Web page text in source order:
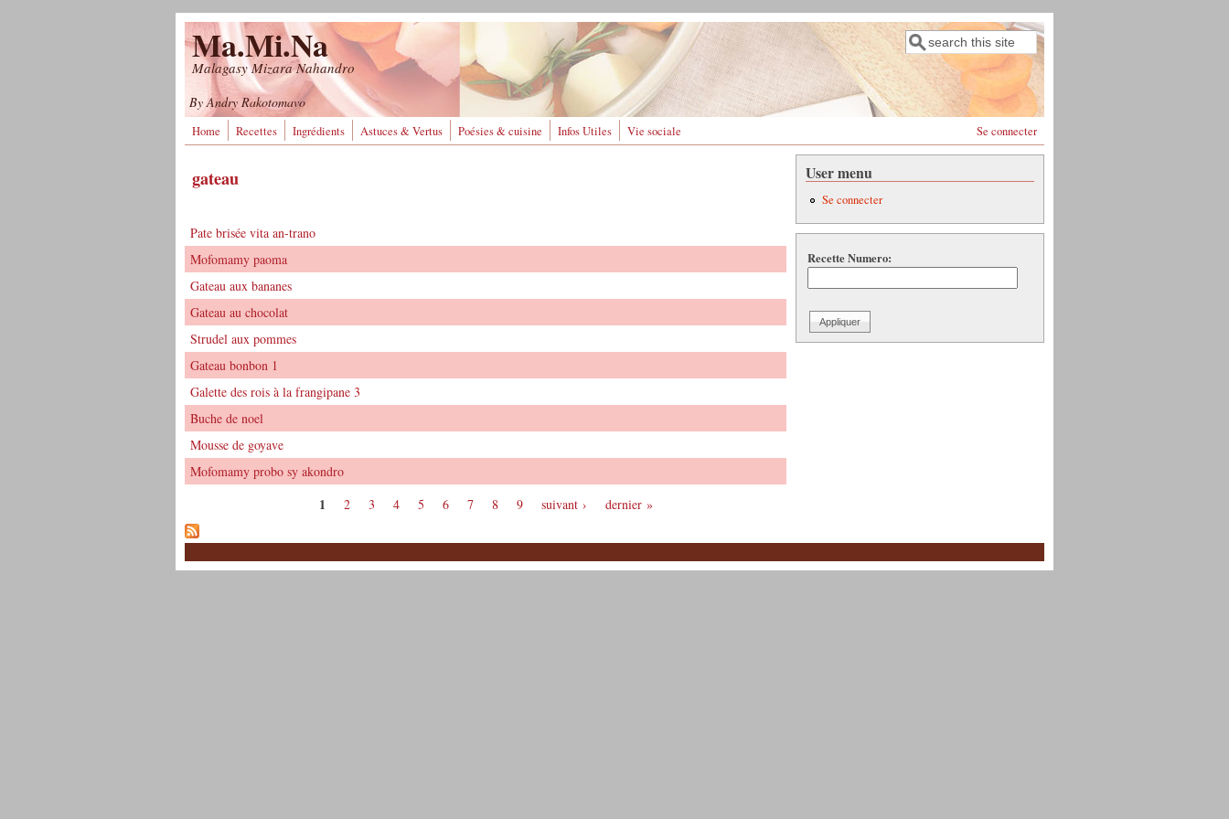
Ma.Mi.Na
Malagasy Mizara Nahandro
Formulaire de recherche
Rechercher
By Andry Rakotomavo
Home Recettes Ingrédients Astuces & Vertus Poésies & cuisine Infos Utiles Vie sociale Se connecter
gateau
Pate brisée vita an-trano
Mofomamy paoma
Gateau aux bananes
Gateau au chocolat
Strudel aux pommes
Gateau bonbon 1
Galette des rois à la frangipane 3
Buche de noel
Mousse de goyave
Mofomamy probo sy akondro
1 2 3 4 5 6 7 8 9 suivant › dernier »
User menu
Se connecter
Recette Numero: